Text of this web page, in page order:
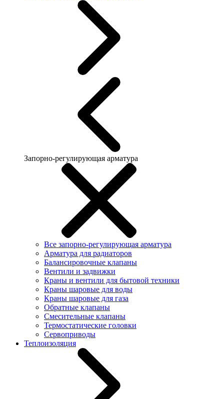
Запорно-регулирующая арматура
Все запорно-регулирующая арматура
Арматура для радиаторов
Балансировочные клапаны
Вентили и задвижки
Краны и вентили для бытовой техники
Краны шаровые для воды
Краны шаровые для газа
Обратные клапаны
Смесительные клапаны
Термостатические головки
Сервоприводы
Теплоизоляция